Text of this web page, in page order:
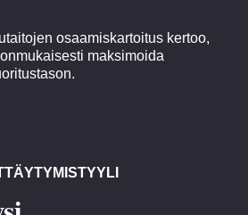
osaamiskartoitus kertoo,
maksimoida